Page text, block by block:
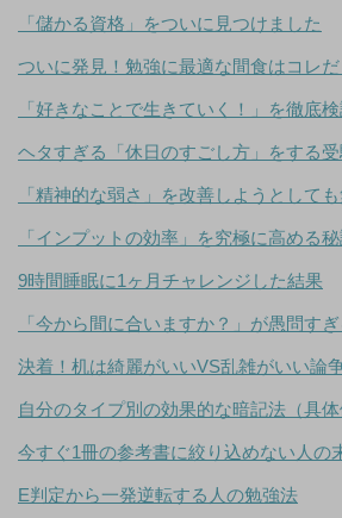
「儲かる資格」をついに見つけました
ついに発見！勉強に最適な間食はコレだ
「好きなことで生きていく！」を徹底
ヘタすぎる「休日のすごし方」をする
「精神的な弱さ」を改善しようとして
「インプットの効率」を究極に高める
9時間睡眠に1ヶ月チャレンジした結果
「今から間に合いますか？」が愚問す
決着！机は綺麗がいいVS乱雑がいい論
自分のタイプ別の効果的な暗記法（具体
今すぐ1冊の参考書に絞り込めない人の
E判定から一発逆転する人の勉強法